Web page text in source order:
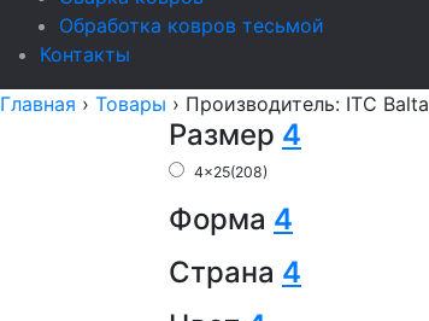
Обработка ковров тесьмой
Контакты
Главная › Товары › Производитель: ITC Balta
Размер 4
4x25(208)
Форма 4
Страна 4